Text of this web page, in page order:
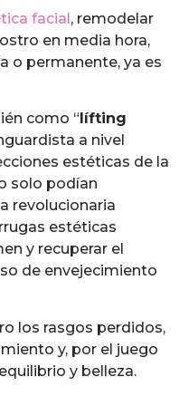
facial, remodelar
en media hora,
o permanente, ya es
como “ lífting
a nivel
estéticas de la
solo podían
revolucionaria
estéticas
y recuperar el
de envejecimiento
los rasgos perdidos,
y, por el juego
y belleza.